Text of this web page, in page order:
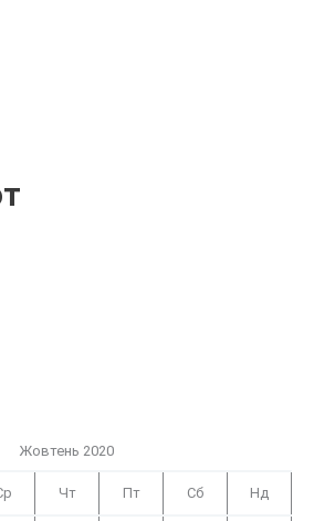
Жовтень 2020
Чт Пт Сб Нд